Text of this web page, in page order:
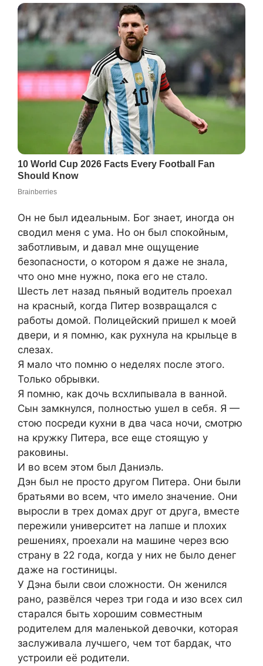
Он не был идеальным. Бог знает, иногда он
сводил меня с ума. Но он был спокойным,
заботливым, и давал мне ощущение
безопасности, о котором я даже не знала,
что оно мне нужно, пока его не стало.
Шесть лет назад пьяный водитель проехал
на красный, когда Питер возвращался с
работы домой. Полицейский пришел к моей
двери, и я помню, как рухнула на крыльце в
слезах.
Я мало что помню о неделях после этого.
Только обрывки.
Я помню, как дочь всхлипывала в ванной.
Сын замкнулся, полностью ушел в себя. Я —
стою посреди кухни в два часа ночи, смотрю
на кружку Питера, все еще стоящую у
раковины.
И во всем этом был Даниэль.
Дэн был не просто другом Питера. Они были
братьями во всем, что имело значение. Они
выросли в трех домах друг от друга, вместе
пережили университет на лапше и плохих
решениях, проехали на машине через всю
страну в 22 года, когда у них не было денег
даже на гостиницы.
У Дэна были свои сложности. Он женился
рано, развёлся через три года и изо всех сил
старался быть хорошим совместным
родителем для маленькой девочки, которая
заслуживала лучшего, чем тот бардак, что
устроили её родители.